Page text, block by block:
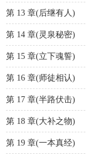
第 13 章(后继有人)
第 14 章(灵泉秘密)
第 15 章(立下魂誓)
第 16 章(师徒相认)
第 17 章(半路伏击)
第 18 章(大补之物)
第 19 章(一本真经)